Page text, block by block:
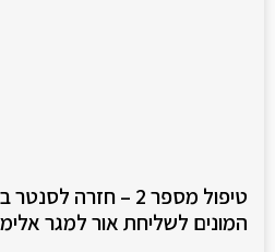
טיפול מספר 2 –
המונים לשליחת אור למגר